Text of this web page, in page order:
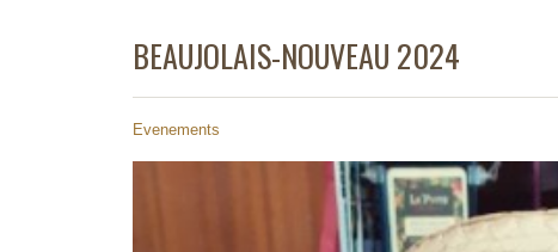
BEAUJOLAIS-NOUVEAU 2024
Evenements